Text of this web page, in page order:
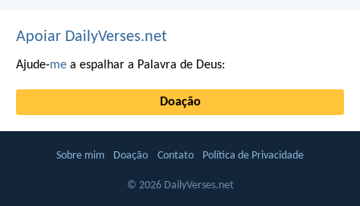
Apoiar DailyVerses.net
Ajude-me a espalhar a Palavra de Deus:
Doação
Sobre mim Doação Contato Política de Privacidade
© 2026 DailyVerses.net